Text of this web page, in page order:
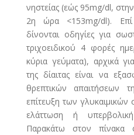
νηστείας (εώς 95mg/dl,
2η ώρα <153mg/dl). Επί
δίνονται οδηγίες για
τριχοειδικού 4 φορές
κύρια γεύματα), αρχικά
της δίαιτας είναι να
θρεπτικών απαιτήσεων
επίτευξη των
ελάττωση ή
Παρακάτω στον πίνακα